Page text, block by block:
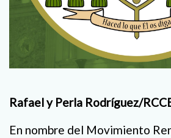
Rafael y Perla Rodríguez/
En nombre del Movimiento